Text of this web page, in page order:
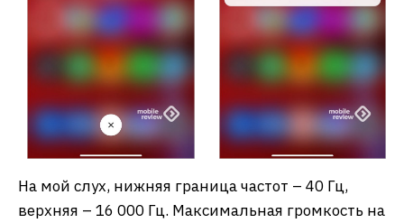
На мой слух, нижняя граница частот – 40 Гц,
верхняя – 16 000 Гц. Максимальная громкость на